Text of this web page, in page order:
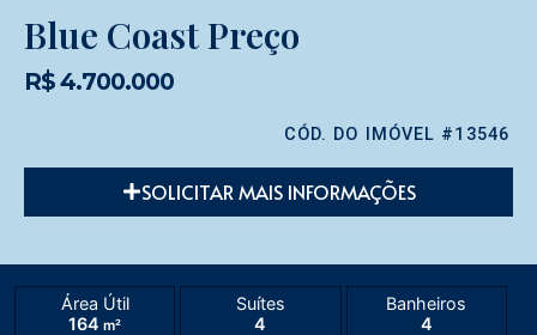
Blue Coast Preço
R$ 4.700.000
CÓD. DO IMÓVEL #13546
SOLICITAR MAIS INFORMAÇÕES
Área Útil
164 m²
Suítes
4
Banheiros
4